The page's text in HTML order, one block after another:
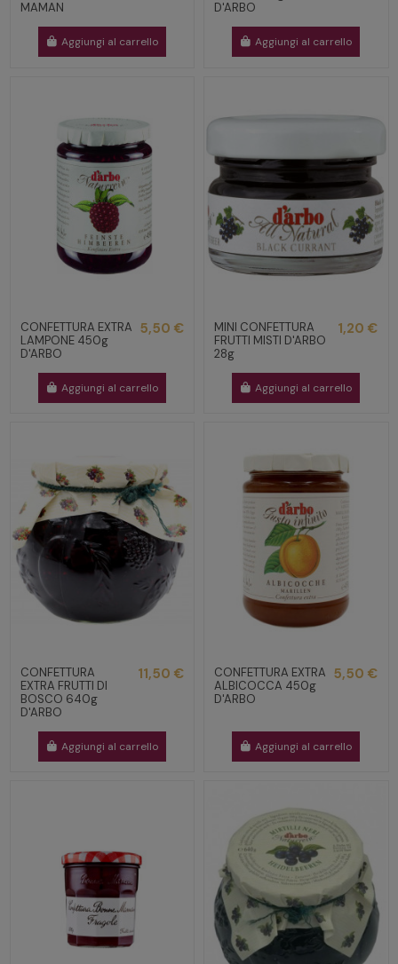
MAMAN
Aggiungi al carrello
D'ARBO
Aggiungi al carrello
CONFETTURA EXTRA
LAMPONE 450g
D'ARBO
5,50 €
Aggiungi al carrello
MINI CONFETTURA
FRUTTI MISTI D'ARBO
28g
1,20 €
Aggiungi al carrello
CONFETTURA
EXTRA FRUTTI DI
BOSCO 640g
D'ARBO
11,50 €
Aggiungi al carrello
CONFETTURA EXTRA
ALBICOCCA 450g
D'ARBO
5,50 €
Aggiungi al carrello